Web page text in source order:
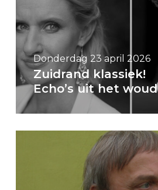
Donderdag 23 april 2026
Zuidrand klassiek!
Echo’s uit het woud